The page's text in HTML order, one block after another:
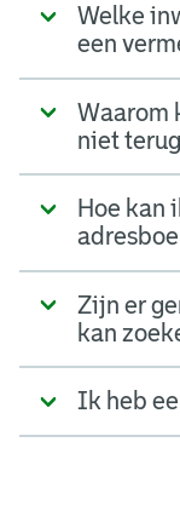
Welke
een
Waarom
niet
Hoe kan
Zijn er
kan
Ik heb